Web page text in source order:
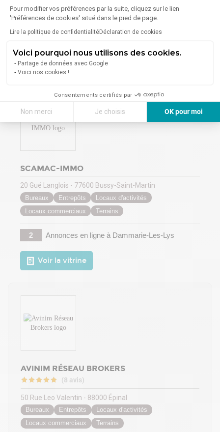
Pour modifier vos préférences par la suite, cliquez sur le lien
'Préférences de cookies' situé dans le pied de page.
Lire la politique de confidentialitéDéclaration de cookies
Voici pourquoi nous utilisons des cookies.
Partage de données avec Google
Voici nos cookies !
Consentements certifiés par
Non merci Je choisis
OK pour moi
Axeptio consent
Plateforme de Gestion du Consentement : Personnalisez vos Options
Locaux commerciaux
2 Annonces en ligneà Dammarie-Les-Lys
Voir la vitrine
SCAMAC-IMMO
20 Gué Langlois - 77600 Bussy-Saint-Martin
Bureaux Entrepôts
Locaux d'activités
Locaux commerciaux
Terrains
2 Annonces en ligneà Dammarie-Les-Lys
Voir la vitrine
AVINIM RÉSEAU BROKERS
(8 avis)
50 Rue Leo Valentin - 88000 Épinal
Bureaux Entrepôts
Locaux d'activités
Locaux commerciaux
Terrains